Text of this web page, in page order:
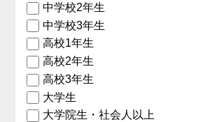
中学校2年生
中学校3年生
高校1年生
高校2年生
高校3年生
大学生
大学院生・社会人以上